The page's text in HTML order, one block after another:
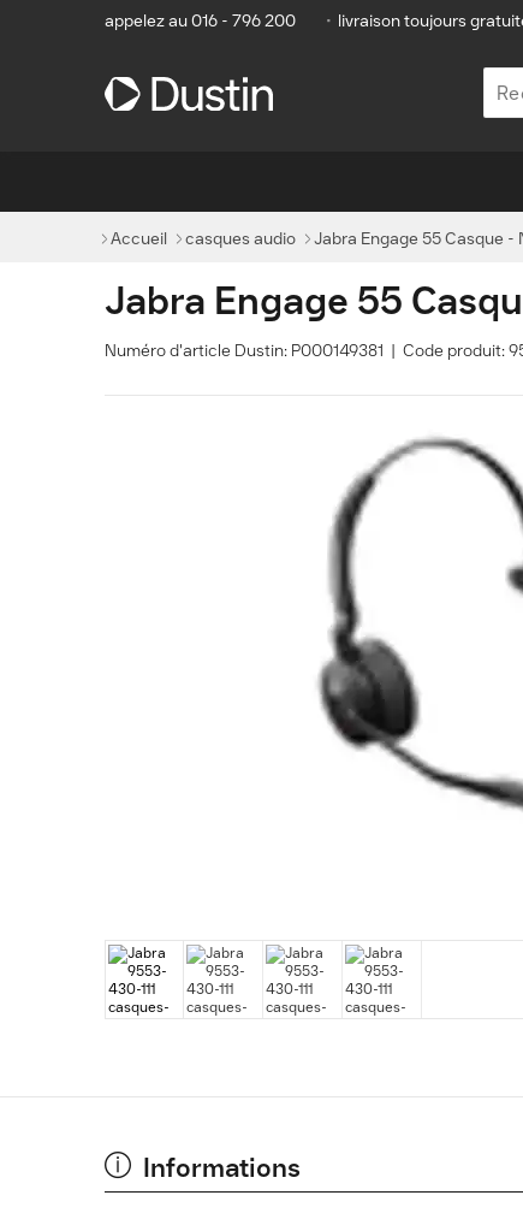
appelez au 016 - 796 200 • livraison toujours
Accueil casques audio Jabra Engage 55 Casque -
Jabra Engage 55
Numéro d'article Dustin: P000149381 | Code produit:
Informations